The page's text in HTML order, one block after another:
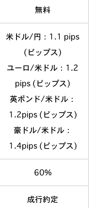
無料
米ドル/円：1.1 pips
(ピップス)
ユーロ/米ドル：1.2
pips (ピップス)
英ポンド/米ドル：
1.2pips (ピップス)
豪ドル/米ドル：
1.4pips (ピップス)
60%
成行約定